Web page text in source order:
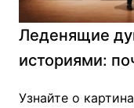
Леденящие
историями:
Узнайте о